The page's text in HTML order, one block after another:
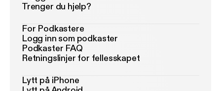
Trenger du hjelp?
For Podkastere
Logg inn som podkaster
Podkaster FAQ
Retningslinjer for fellesskapet
Lytt på iPhone